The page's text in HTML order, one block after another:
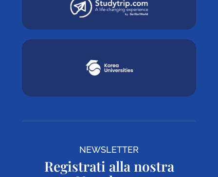
NEWSLETTER
Registrati alla nostra